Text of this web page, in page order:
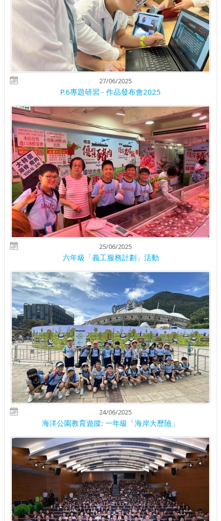
27/06/2025
P.6專題研習 - 作品發布會2025
25/06/2025
六年級「義工服務計劃」活動
24/06/2025
海洋公園教育遊蹤: 一年級「海岸大歷險」